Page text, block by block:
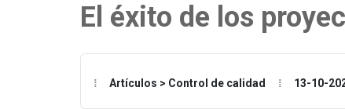
El éxito de los
Artículos > Control de calidad 13-10-